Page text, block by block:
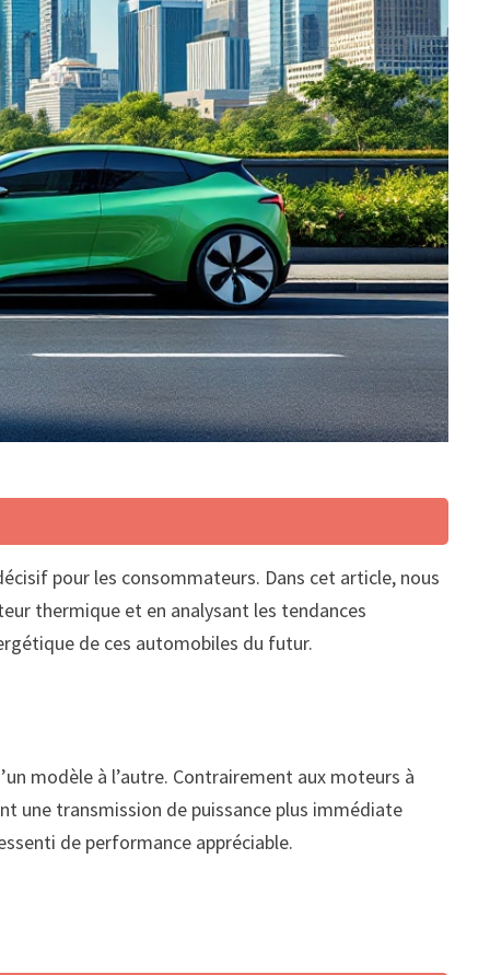
pour les consommateurs. Dans cet article, nous
thermique et en analysant les tendances
de ces automobiles du futur.
modèle à l’autre. Contrairement aux moteurs à
une transmission de puissance plus immédiate
de performance appréciable.